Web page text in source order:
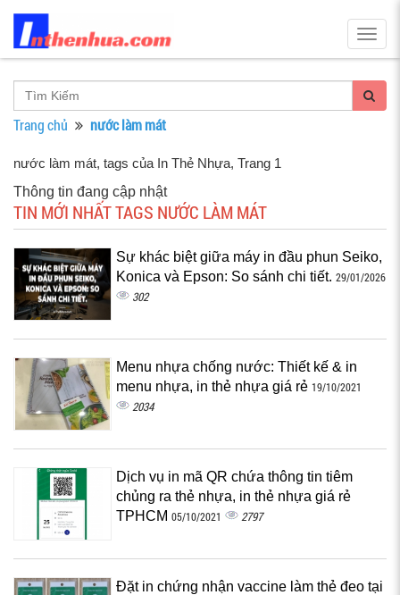
Trang chủ nước làm mát
nước làm mát, tags của In Thẻ Nhựa, Trang 1
Thông tin đang cập nhật
TIN MỚI NHẤT TAGS NƯỚC LÀM MÁT
Sự khác biệt giữa máy in đầu phun Seiko,
Konica và Epson: So sánh chi tiết. 29/01/2026
302
Menu nhựa chống nước: Thiết kế & in
menu nhựa, in thẻ nhựa giá rẻ 19/10/2021
2034
Dịch vụ in mã QR chứa thông tin tiêm
chủng ra thẻ nhựa, in thẻ nhựa giá rẻ
TPHCM 05/10/2021 2797
Đặt in chứng nhận vaccine làm thẻ đeo tại